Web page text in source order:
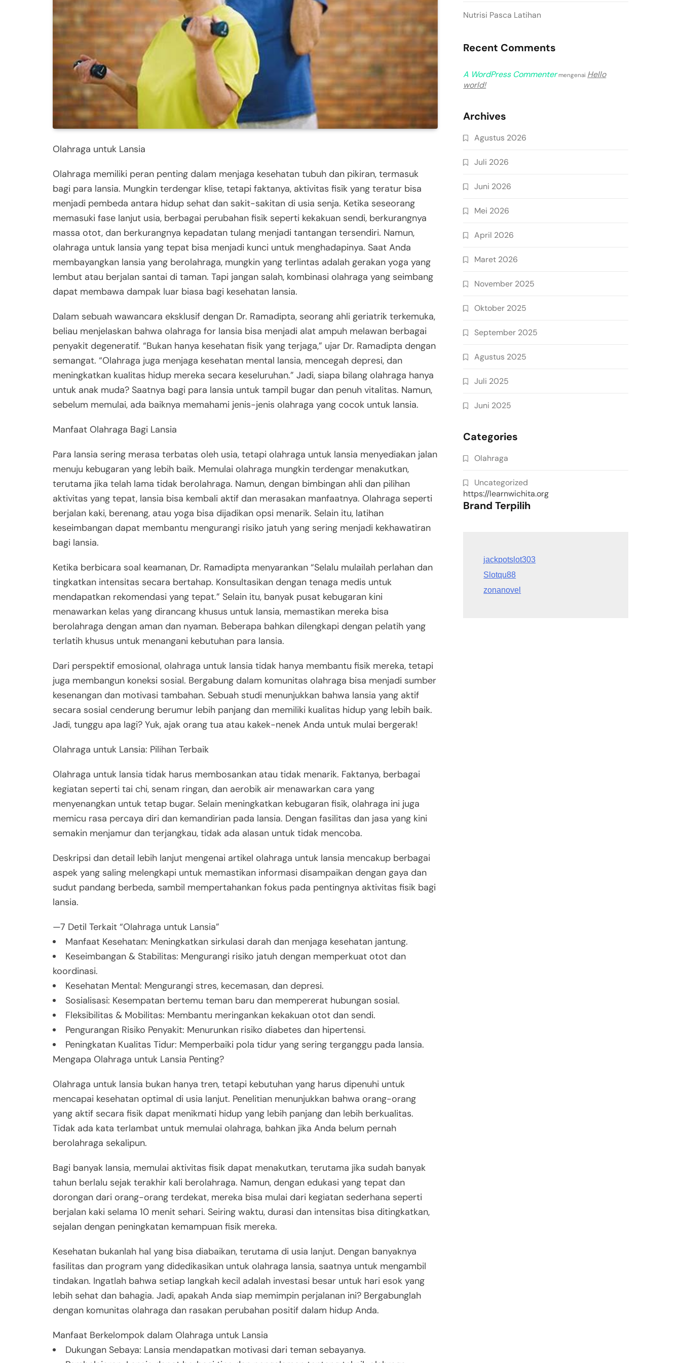
Olahraga untuk Lansia
Olahraga memiliki peran penting dalam menjaga kesehatan tubuh dan pikiran, termasuk
bagi para lansia. Mungkin terdengar klise, tetapi faktanya, aktivitas fisik yang teratur bisa
menjadi pembeda antara hidup sehat dan sakit-sakitan di usia senja. Ketika seseorang
memasuki fase lanjut usia, berbagai perubahan fisik seperti kekakuan sendi, berkurangnya
massa otot, dan berkurangnya kepadatan tulang menjadi tantangan tersendiri. Namun,
olahraga untuk lansia yang tepat bisa menjadi kunci untuk menghadapinya. Saat Anda
membayangkan lansia yang berolahraga, mungkin yang terlintas adalah gerakan yoga yang
lembut atau berjalan santai di taman. Tapi jangan salah, kombinasi olahraga yang seimbang
dapat membawa dampak luar biasa bagi kesehatan lansia.
Dalam sebuah wawancara eksklusif dengan Dr. Ramadipta, seorang ahli geriatrik terkemuka,
beliau menjelaskan bahwa olahraga for lansia bisa menjadi alat ampuh melawan berbagai
penyakit degeneratif. “Bukan hanya kesehatan fisik yang terjaga,” ujar Dr. Ramadipta dengan
semangat. “Olahraga juga menjaga kesehatan mental lansia, mencegah depresi, dan
meningkatkan kualitas hidup mereka secara keseluruhan.” Jadi, siapa bilang olahraga hanya
untuk anak muda? Saatnya bagi para lansia untuk tampil bugar dan penuh vitalitas. Namun,
sebelum memulai, ada baiknya memahami jenis-jenis olahraga yang cocok untuk lansia.
Manfaat Olahraga Bagi Lansia
Para lansia sering merasa terbatas oleh usia, tetapi olahraga untuk lansia menyediakan jalan
menuju kebugaran yang lebih baik. Memulai olahraga mungkin terdengar menakutkan,
terutama jika telah lama tidak berolahraga. Namun, dengan bimbingan ahli dan pilihan
aktivitas yang tepat, lansia bisa kembali aktif dan merasakan manfaatnya. Olahraga seperti
berjalan kaki, berenang, atau yoga bisa dijadikan opsi menarik. Selain itu, latihan
keseimbangan dapat membantu mengurangi risiko jatuh yang sering menjadi kekhawatiran
bagi lansia.
Ketika berbicara soal keamanan, Dr. Ramadipta menyarankan “Selalu mulailah perlahan dan
tingkatkan intensitas secara bertahap. Konsultasikan dengan tenaga medis untuk
mendapatkan rekomendasi yang tepat.” Selain itu, banyak pusat kebugaran kini
menawarkan kelas yang dirancang khusus untuk lansia, memastikan mereka bisa
berolahraga dengan aman dan nyaman. Beberapa bahkan dilengkapi dengan pelatih yang
terlatih khusus untuk menangani kebutuhan para lansia.
Dari perspektif emosional, olahraga untuk lansia tidak hanya membantu fisik mereka, tetapi
juga membangun koneksi sosial. Bergabung dalam komunitas olahraga bisa menjadi sumber
kesenangan dan motivasi tambahan. Sebuah studi menunjukkan bahwa lansia yang aktif
secara sosial cenderung berumur lebih panjang dan memiliki kualitas hidup yang lebih baik.
Jadi, tunggu apa lagi? Yuk, ajak orang tua atau kakek-nenek Anda untuk mulai bergerak!
Olahraga untuk Lansia: Pilihan Terbaik
Olahraga untuk lansia tidak harus membosankan atau tidak menarik. Faktanya, berbagai
kegiatan seperti tai chi, senam ringan, dan aerobik air menawarkan cara yang
menyenangkan untuk tetap bugar. Selain meningkatkan kebugaran fisik, olahraga ini juga
memicu rasa percaya diri dan kemandirian pada lansia. Dengan fasilitas dan jasa yang kini
semakin menjamur dan terjangkau, tidak ada alasan untuk tidak mencoba.
Deskripsi dan detail lebih lanjut mengenai artikel olahraga untuk lansia mencakup berbagai
aspek yang saling melengkapi untuk memastikan informasi disampaikan dengan gaya dan
sudut pandang berbeda, sambil mempertahankan fokus pada pentingnya aktivitas fisik bagi
lansia.
—7 Detil Terkait “Olahraga untuk Lansia”
Manfaat Kesehatan: Meningkatkan sirkulasi darah dan menjaga kesehatan jantung.
Keseimbangan & Stabilitas: Mengurangi risiko jatuh dengan memperkuat otot dan
koordinasi.
Kesehatan Mental: Mengurangi stres, kecemasan, dan depresi.
Sosialisasi: Kesempatan bertemu teman baru dan mempererat hubungan sosial.
Fleksibilitas & Mobilitas: Membantu meringankan kekakuan otot dan sendi.
Pengurangan Risiko Penyakit: Menurunkan risiko diabetes dan hipertensi.
Peningkatan Kualitas Tidur: Memperbaiki pola tidur yang sering terganggu pada lansia.
Mengapa Olahraga untuk Lansia Penting?
Olahraga untuk lansia bukan hanya tren, tetapi kebutuhan yang harus dipenuhi untuk
mencapai kesehatan optimal di usia lanjut. Penelitian menunjukkan bahwa orang-orang
yang aktif secara fisik dapat menikmati hidup yang lebih panjang dan lebih berkualitas.
Tidak ada kata terlambat untuk memulai olahraga, bahkan jika Anda belum pernah
berolahraga sekalipun.
Bagi banyak lansia, memulai aktivitas fisik dapat menakutkan, terutama jika sudah banyak
tahun berlalu sejak terakhir kali berolahraga. Namun, dengan edukasi yang tepat dan
dorongan dari orang-orang terdekat, mereka bisa mulai dari kegiatan sederhana seperti
berjalan kaki selama 10 menit sehari. Seiring waktu, durasi dan intensitas bisa ditingkatkan,
sejalan dengan peningkatan kemampuan fisik mereka.
Kesehatan bukanlah hal yang bisa diabaikan, terutama di usia lanjut. Dengan banyaknya
fasilitas dan program yang didedikasikan untuk olahraga lansia, saatnya untuk mengambil
tindakan. Ingatlah bahwa setiap langkah kecil adalah investasi besar untuk hari esok yang
lebih sehat dan bahagia. Jadi, apakah Anda siap memimpin perjalanan ini? Bergabunglah
dengan komunitas olahraga dan rasakan perubahan positif dalam hidup Anda.
Manfaat Berkelompok dalam Olahraga untuk Lansia
Dukungan Sebaya: Lansia mendapatkan motivasi dari teman sebayanya.
Nutrisi Pasca Latihan
Recent Comments
A WordPress Commentermengenai Hello
world!
Archives
Agustus 2026
Juli 2026
Juni 2026
Mei 2026
April 2026
Maret 2026
November 2025
Oktober 2025
September 2025
Agustus 2025
Juli 2025
Juni 2025
Categories
Olahraga
Uncategorized
https://learnwichita.org
Brand Terpilih
Slotqu88
zonanovel